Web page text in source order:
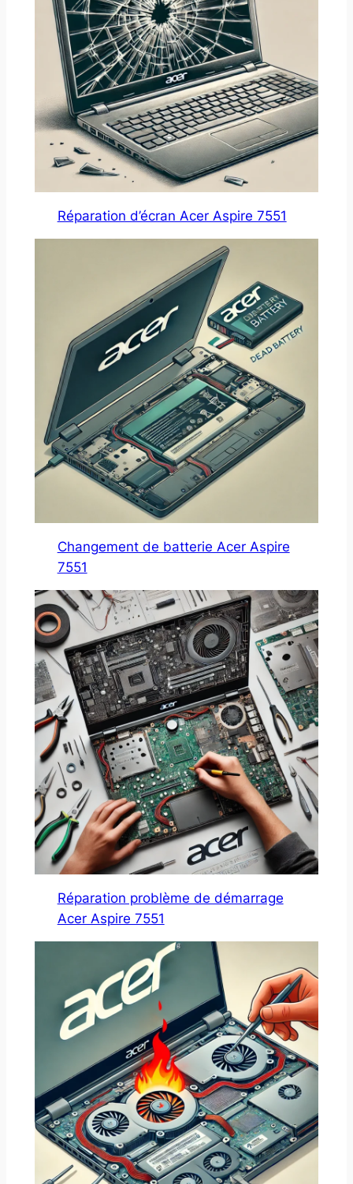
Réparation d’écran Acer Aspire 7551
Changement de batterie Acer Aspire
7551
Réparation problème de démarrage
Acer Aspire 7551